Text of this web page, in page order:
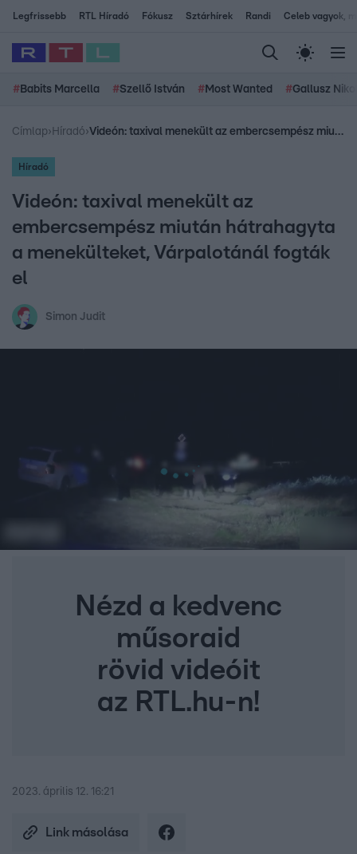
Legfrissebb RTL Híradó Fókusz Sztárhírek Randi Celeb vagyok,
# Babits Marcella #Szellő István # Most Wanted #Gallusz
Címlap› Híradó› Videón: taxival menekült az embercsempész miután hátrahagyta a menekülteket, Várpalotánál fogták el
Híradó
Videón: taxival menekült az
embercsempész miután hátrahagyta
a menekülteket, Várpalotánál fogták
el
Simon Judit
Nézd a kedvenc
műsoraid
rövid videóit
az RTL.hu-n!
2023. április 12. 16:21
Link másolása